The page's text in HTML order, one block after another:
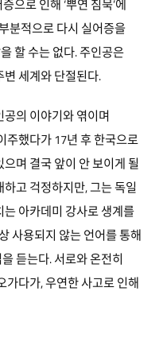
으로 인해 ‘뿌연 침묵’에
분적으로 다시 실어증을
할 수는 없다. 주인공은
세계와 단절된다.
의 이야기와 엮이며
주했다가 17년 후 한국으로
며 결국 앞이 안 보이게 될
고 걱정하지만, 그는 독일
아카데미 강사로 생계를
사용되지 않는 언어를 통해
듣는다. 서로와 온전히
가다가, 우연한 사고로 인해